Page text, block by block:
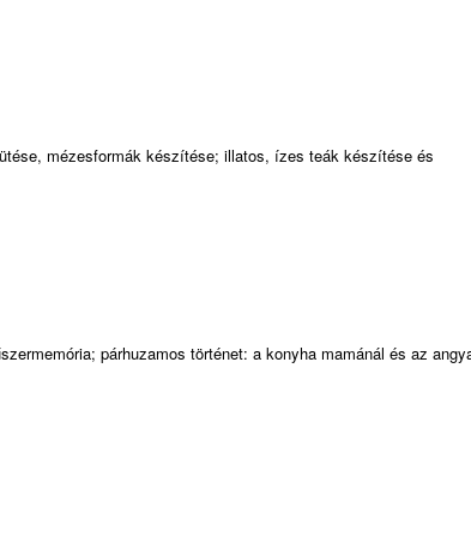
mézesformák készítése; illatos, ízes teák készítése és
párhuzamos történet: a konyha mamánál és az